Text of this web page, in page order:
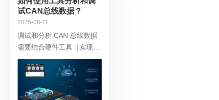
试CAN总线数据？
2025-08-11
调试和分析 CAN 总线数据
需要结合硬件工具（实现物
理层连接与信号采集）和软
件工具（解析、可视化与仿
真），针对不同场景（如开
发测试、故障排查、性能优